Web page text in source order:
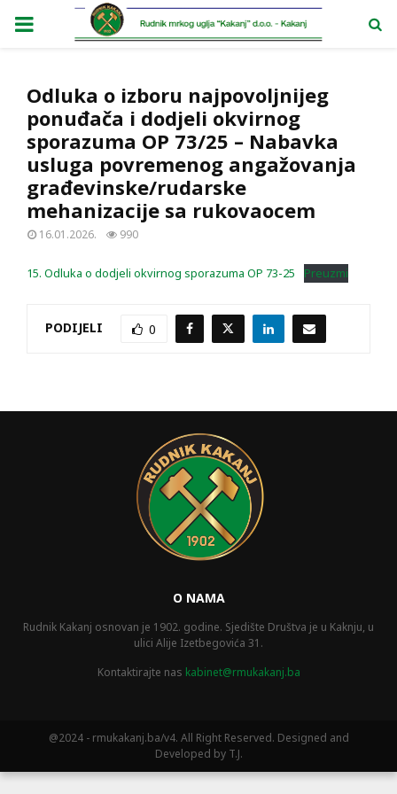
PRIMARY
Odluka o izboru najpovoljnijeg
ponuđača i dodjeli okvirnog
sporazuma OP 73/25 – Nabavka
usluga povremenog angažovanja
građevinske/rudarske
mehanizacije sa rukovaocem
16.01.2026. 990
15. Odluka o dodjeli okvirnog sporazuma OP 73-25 Preuzmi
PODIJELI 0
O NAMA
Rudnik Kakanj osnovan je 1902. godine. Sjedište Društva je u Kaknju, u
ulici Alije Izetbegovića 31.
Kontaktirajte nas kabinet@rmukakanj.ba
@2024 - rmukakanj.ba/v4. All Right Reserved. Designed and
Developed by T.J.